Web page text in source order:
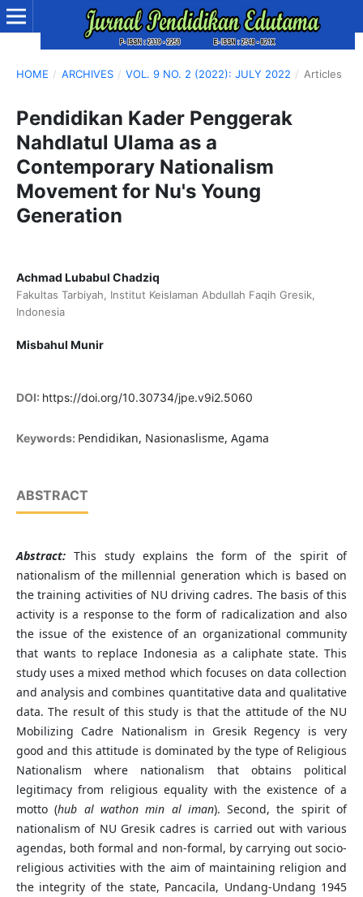
HOME / ARCHIVES / VOL. 9 NO. 2 (2022): JULY 2022 / Articles
Pendidikan Kader Penggerak
Nahdlatul Ulama as a
Contemporary Nationalism
Movement for Nu's Young
Generation
Achmad Lubabul Chadziq
Fakultas Tarbiyah, Institut Keislaman Abdullah Faqih Gresik,
Indonesia
Misbahul Munir
DOI: https://doi.org/10.30734/jpe.v9i2.5060
Keywords: Pendidikan, Nasionaslisme, Agama
ABSTRACT
Abstract: This study explains the form of the spirit of
nationalism of the millennial generation which is based on
the training activities of NU driving cadres. The basis of this
activity is a response to the form of radicalization and also
the issue of the existence of an organizational community
that wants to replace Indonesia as a caliphate state. This
study uses a mixed method which focuses on data collection
and analysis and combines quantitative data and qualitative
data. The result of this study is that the attitude of the NU
Mobilizing Cadre Nationalism in Gresik Regency is very
good and this attitude is dominated by the type of Religious
Nationalism where nationalism that obtains political
legitimacy from religious equality with the existence of a
motto (hub al wathon min al iman). Second, the spirit of
nationalism of NU Gresik cadres is carried out with various
agendas, both formal and non-formal, by carrying out socio-
religious activities with the aim of maintaining religion and
the integrity of the state, Pancacila, Undang-Undang 1945